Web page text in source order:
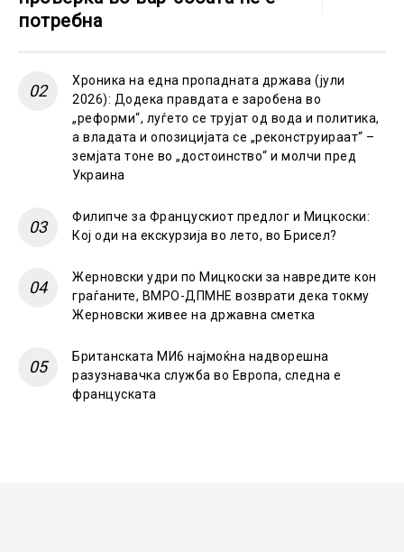
потребна
Хроника на една пропадната држава (јули
2026): Додека правдата е заробена во
„реформи“, луѓето се трујат од вода и политика,
а владата и опозицијата се „реконструираат“ –
земјата тоне во „достоинство“ и молчи пред
Украина
Филипче за Францускиот предлог и Мицкоски:
Кој оди на екскурзија во лето, во Брисел?
Жерновски удри по Мицкоски за навредите кон
граѓаните, ВМРО-ДПМНЕ возврати дека токму
Жерновски живее на државна сметка
Британската МИ6 најмоќна надворешна
разузнавачка служба во Европа, следна е
француската